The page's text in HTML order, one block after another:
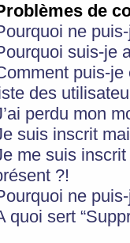
de
ne
suis-je
puis-je
des
perdu mon
suis inscrit
me suis
?!
ne
quoi sert